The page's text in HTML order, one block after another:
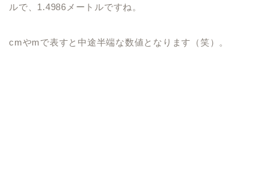
ルで、1.4986メートルですね。
cmやmで表すと中途半端な数値となります（笑）。